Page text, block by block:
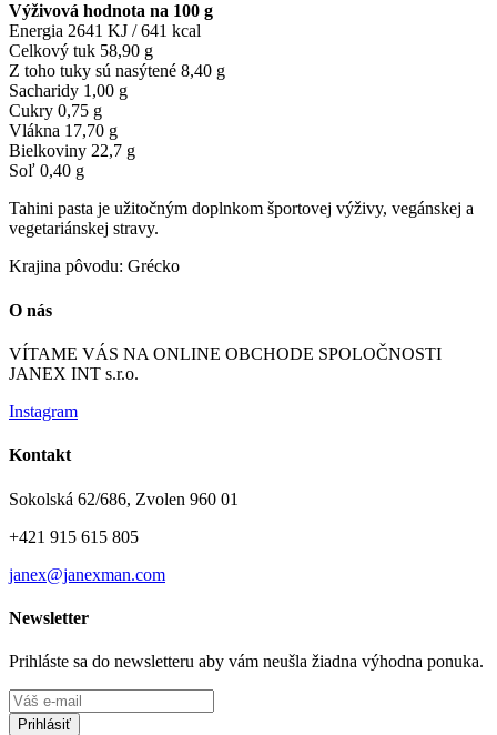
Výživová hodnota na 100 g
Energia 2641 KJ / 641 kcal
Celkový tuk 58,90 g
Z toho tuky sú nasýtené 8,40 g
Sacharidy 1,00 g
Cukry 0,75 g
Vlákna 17,70 g
Bielkoviny 22,7 g
Soľ 0,40 g
Tahini pasta je užitočným doplnkom športovej výživy, vegánskej a
vegetariánskej stravy.
Krajina pôvodu: Grécko
O nás
VÍTAME VÁS NA ONLINE OBCHODE SPOLOČNOSTI
JANEX INT s.r.o.
Instagram
Kontakt
Sokolská 62/686, Zvolen 960 01
+421 915 615 805
janex@janexman.com
Newsletter
Prihláste sa do newsletteru aby vám neušla žiadna výhodna ponuka.
Prihlásiť